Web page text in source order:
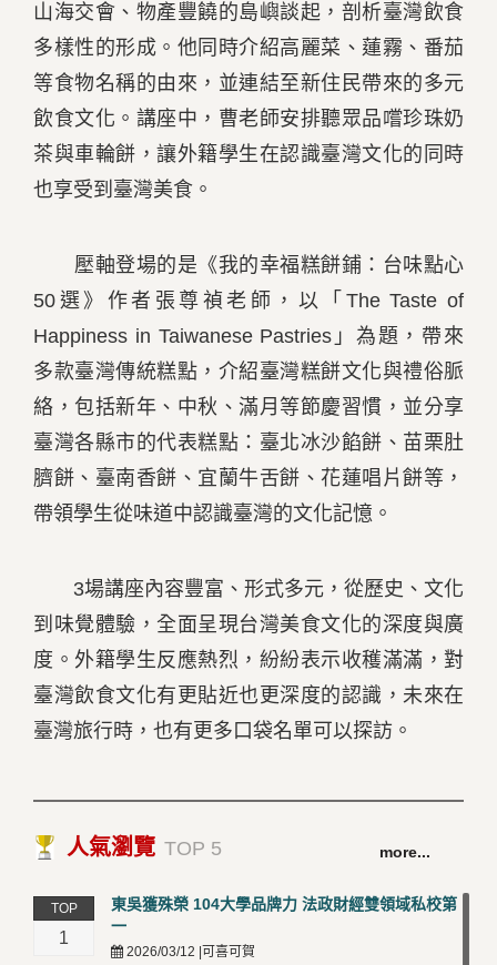
山海交會、物產豐饒的島嶼談起，剖析臺灣飲食
多樣性的形成。他同時介紹高麗菜、蓮霧、番茄
等食物名稱的由來，並連結至新住民帶來的多元
飲食文化。講座中，曹老師安排聽眾品嚐珍珠奶
茶與車輪餅，讓外籍學生在認識臺灣文化的同時
也享受到臺灣美食。
壓軸登場的是《我的幸福糕餅鋪：台味點心
50選》作者張尊禎老師，以「The Taste of
Happiness in Taiwanese Pastries」為題，帶來
多款臺灣傳統糕點，介紹臺灣糕餅文化與禮俗脈
絡，包括新年、中秋、滿月等節慶習慣，並分享
臺灣各縣市的代表糕點：臺北冰沙餡餅、苗栗肚
臍餅、臺南香餅、宜蘭牛舌餅、花蓮唱片餅等，
帶領學生從味道中認識臺灣的文化記憶。
3場講座內容豐富、形式多元，從歷史、文化
到味覺體驗，全面呈現台灣美食文化的深度與廣
度。外籍學生反應熱烈，紛紛表示收穫滿滿，對
臺灣飲食文化有更貼近也更深度的認識，未來在
臺灣旅行時，也有更多口袋名單可以探訪。
人氣瀏覽 TOP 5 more...
TOP
1
東吳獲殊榮 104大學品牌力 法政財經雙領域私校第
一
2026/03/12 |可喜可賀